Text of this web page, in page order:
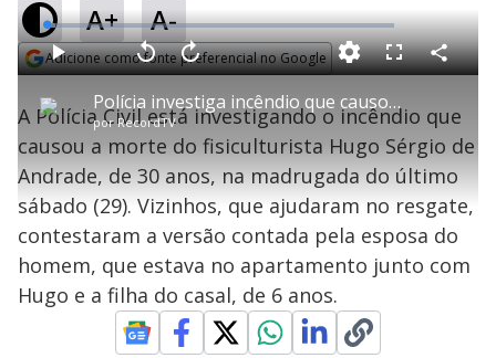
A+ A-
Adicione como fonte preferencial no Google
P
l
a
y
Polícia investiga incêndio que causou a morte de fisiculturista no Rio
por RecordTV
P V
a
r
1
0
e
g
n
d
s
A
n
ç
a
1
s
e
u
n
o
s
L
o
a
d
e
:
2
.
4
2
%
F
l
s
c
r
e
n
C
o
a
r
i
l
a
A Polícia Civil está investigando o incêndio que
causou a morte do fisiculturista Hugo Sérgio de
Andrade, de 30 anos, na madrugada do último
sábado (29). Vizinhos, que ajudaram no resgate,
contestaram a versão contada pela esposa do
homem, que estava no apartamento junto com
Hugo e a filha do casal, de 6 anos.